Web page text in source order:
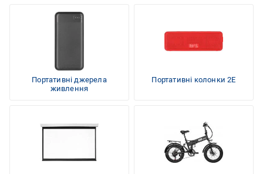
Портативні джерела
живлення
Портативні колонки 2E